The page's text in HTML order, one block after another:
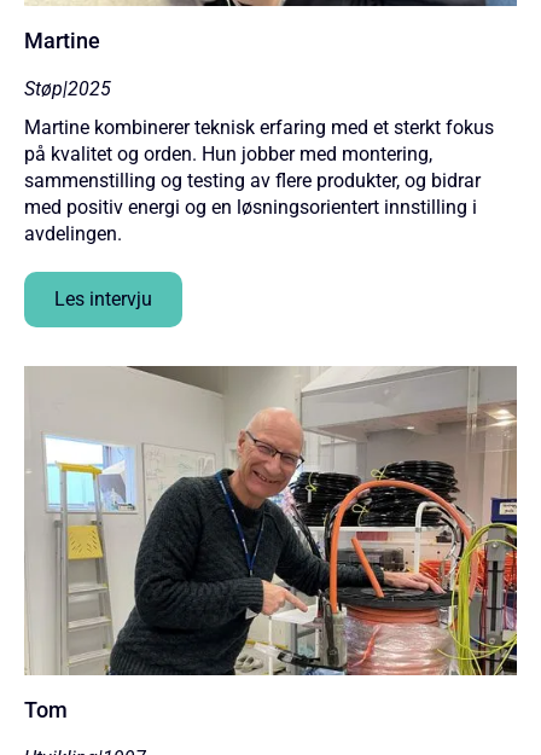
Martine
Støp|2025
Martine kombinerer teknisk erfaring med et sterkt fokus
på kvalitet og orden. Hun jobber med montering,
sammenstilling og testing av flere produkter, og bidrar
med positiv energi og en løsningsorientert innstilling i
avdelingen.
Les intervju
Tom